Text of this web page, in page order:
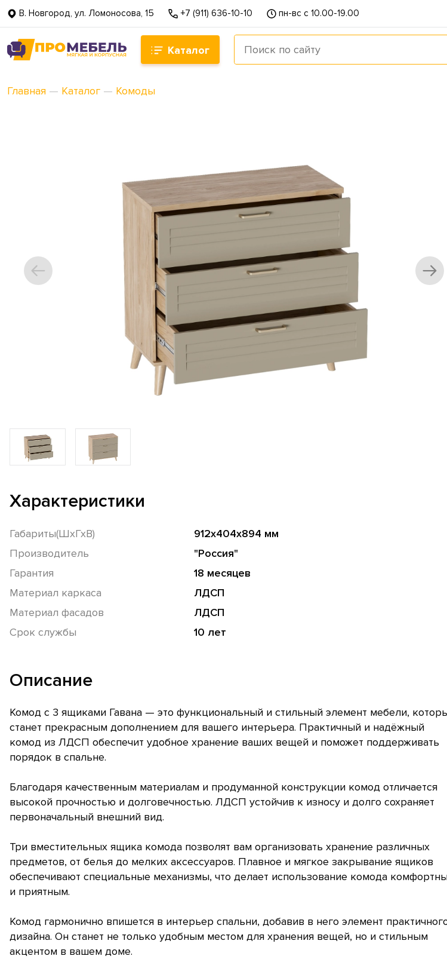
В. Новгород, ул. Ломоносова, 15 +7 (911) 636-10-10 пн-вс с 10.00-19.00
Каталог
Главная — Каталог — Комоды
Характеристики
Габариты(ШхГхВ)
912х404х894 мм
Производитель
"Россия"
Гарантия
18 месяцев
Материал каркаса
ЛДСП
Материал фасадов
ЛДСП
Срок службы
10 лет
Описание
Комод с 3 ящиками Гавана — это функциональный и стильный элемент мебели,
станет прекрасным дополнением для вашего интерьера. Практичный и надёжный
комод из ЛДСП обеспечит удобное хранение ваших вещей и поможет поддерживать
порядок в спальне.
Благодаря качественным материалам и продуманной конструкции комод отличается
высокой прочностью и долговечностью. ЛДСП устойчив к износу и долго сохраняет
первоначальный внешний вид.
Три вместительных ящика комода позволят вам организовать хранение различных
предметов, от белья до мелких аксессуаров. Плавное и мягкое закрывание ящиков
обеспечивают специальные механизмы, что делает использование комода
и приятным.
Комод гармонично впишется в интерьер спальни, добавив в него элемент
дизайна. Он станет не только удобным местом для хранения вещей, но и стильным
акцентом в вашем доме.